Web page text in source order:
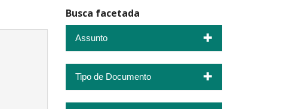
Busca facetada
Assunto
Tipo de Documento